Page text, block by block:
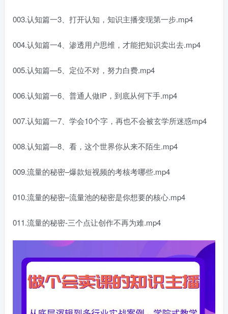
003.认知篇一3、打开认知，知识主播变现第一步.mp4
004.认知篇一4、渗透用户思维，才能把知识卖出去.mp4
005.认知篇—5、定位不对，努力白费.mp4
006.认知篇一6、普通人做IP，到底从何下手.mp4
007.认知篇一7、学会10个字，再也不会被玄学所迷惑mp4
008.认知篇—8、看，这个世界你从来不陌生.mp4
009.流量的秘密–爆款短视频的考核考哪些.mp4
010.流量的秘密–流量池的秘密是你想要的核心.mp4
011.流量的秘密-三个点让创作不再为难.mp4